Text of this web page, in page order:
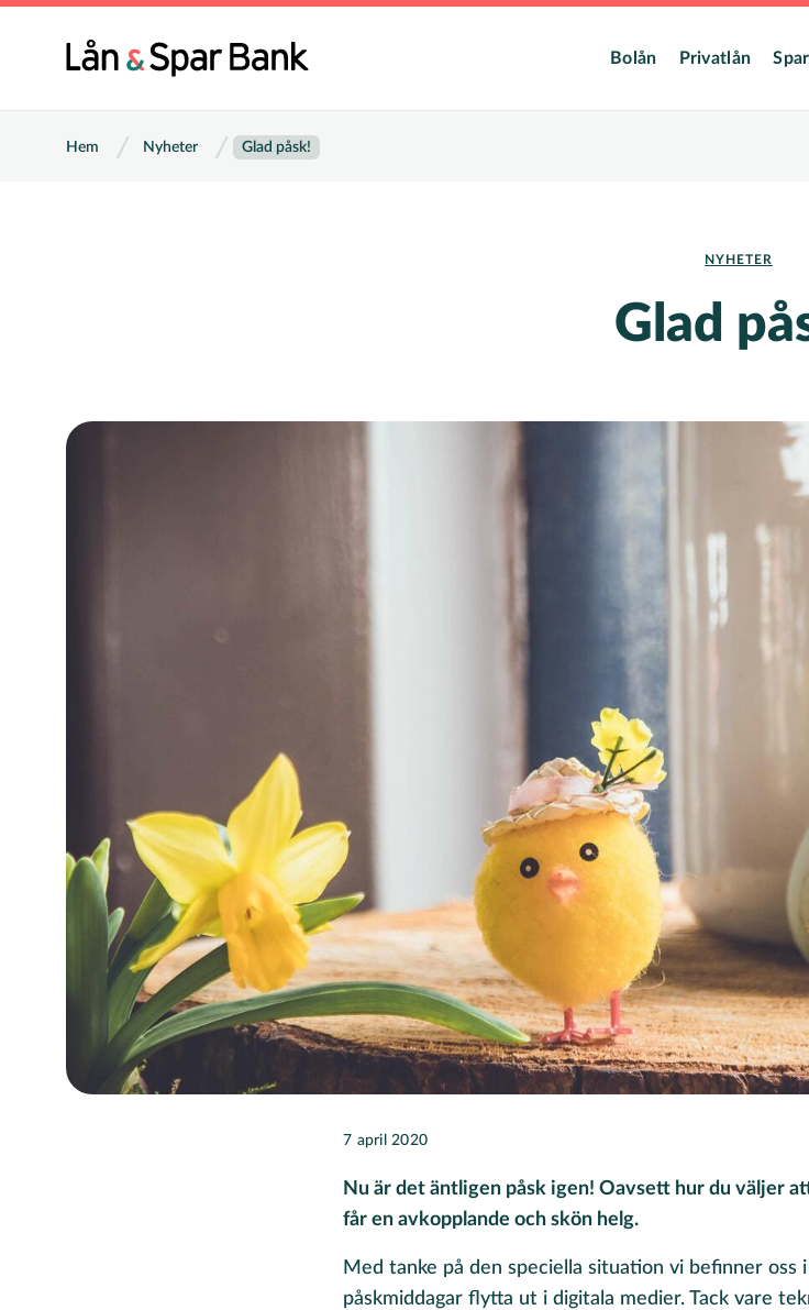
Hoppa
huvudinnehåll
Bolån Privatlån
Länkstig
Hem Nyheter Glad påsk!
NYHETER
Glad
7 april 2020
Nu är det äntligen påsk igen! Oavsett hur du väljer
får en avkopplande och skön helg.
Med tanke på den speciella situation vi befinner oss
påskmiddagar flytta ut i digitala medier. Tack vare